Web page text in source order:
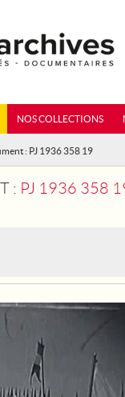
NOS COLLECTIONS
: PJ 1936 358 19
: PJ 1936 358